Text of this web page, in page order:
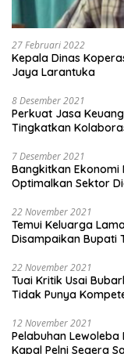
27 Februari 2022
Kepala Dinas
Jaya Larantuka
8 Desember 2021
Perkuat Jasa
Tingkatkan
7 Desember 2021
Bangkitkan Ekonomi
Optimalkan Sektor
22 November 2021
Temui Keluarga
Disampaikan Bupati
22 November 2021
Tuai Kritik Usai
Tidak Punya
12 November 2021
Pelabuhan Lewoleba
Kapal Pelni Segera